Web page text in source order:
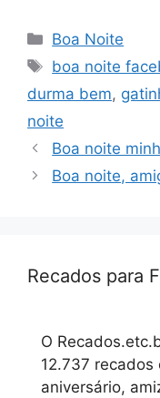
Categorias
Boa Noite
Tags
boa noite
durma bem,
noite
Boa noite
Boa noite,
Recados para
O
12.737 recados
aniversário,